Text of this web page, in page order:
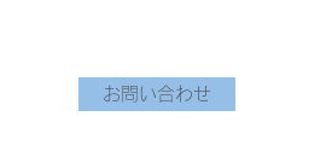
お問い合わせ